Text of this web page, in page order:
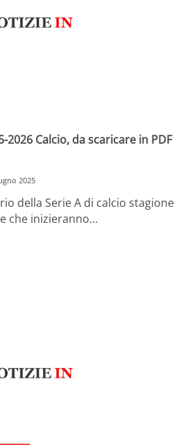
2026 Calcio, da scaricare in PDF
2025
della Serie A di calcio stagione
che inizieranno…